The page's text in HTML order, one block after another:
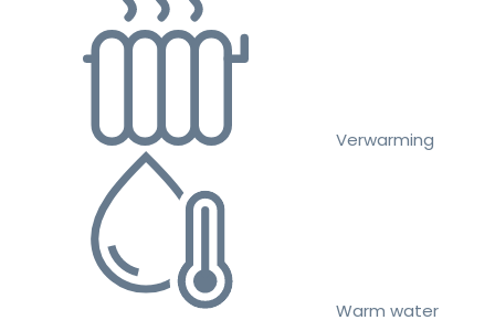
Verwarming
Warm water